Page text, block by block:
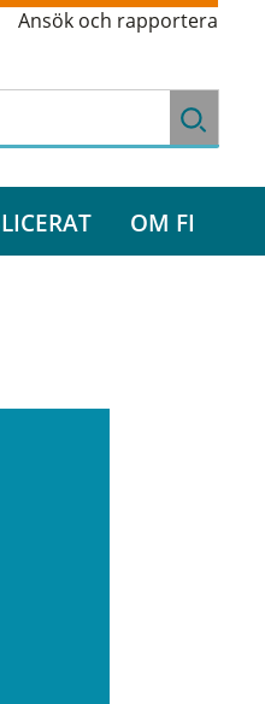
Ansök och rapportera
OM FI